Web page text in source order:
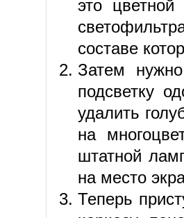
это
составе
Затем
подсветку
удалить
на
штатной
на место
Теперь